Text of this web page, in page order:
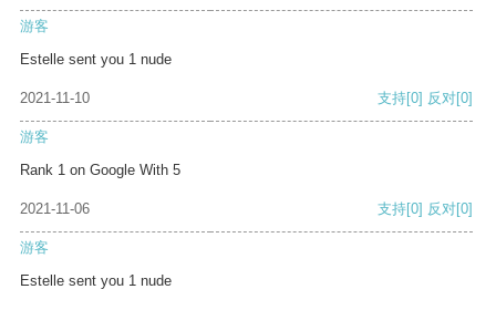
游客
Estelle sent you 1 nude
2021-11-10 支持[0] 反对[0]
游客
Rank 1 on Google With 5
2021-11-06 支持[0] 反对[0]
游客
Estelle sent you 1 nude